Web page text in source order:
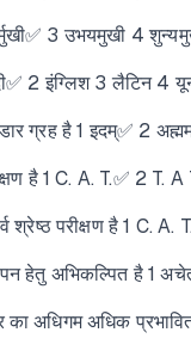
3 उभयमुखी 4
2 इंग्लिश 3 लैटिन 4
ग्रह है 1 इदम्✅ 2
है 1 C. A. T.✅ 2 T. A
श्रेष्ठ परीक्षण है 1 C.
हेतु अभिकल्पित है 1
अधिगम अधिक